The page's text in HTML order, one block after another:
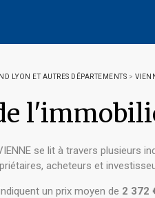
LYON ET AUTRES DÉPARTEMENTS >
se lit à travers plusieurs
acheteurs et
un prix moyen de 2 372